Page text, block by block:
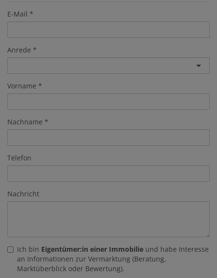
E-Mail
Anrede
Vorname
Nachname
Telefon
Nachricht
Ich bin Eigentümer:in einer Immobilie und habe Interesse
an Informationen zur Vermarktung (Beratung,
Marktüberblick oder Bewertung).